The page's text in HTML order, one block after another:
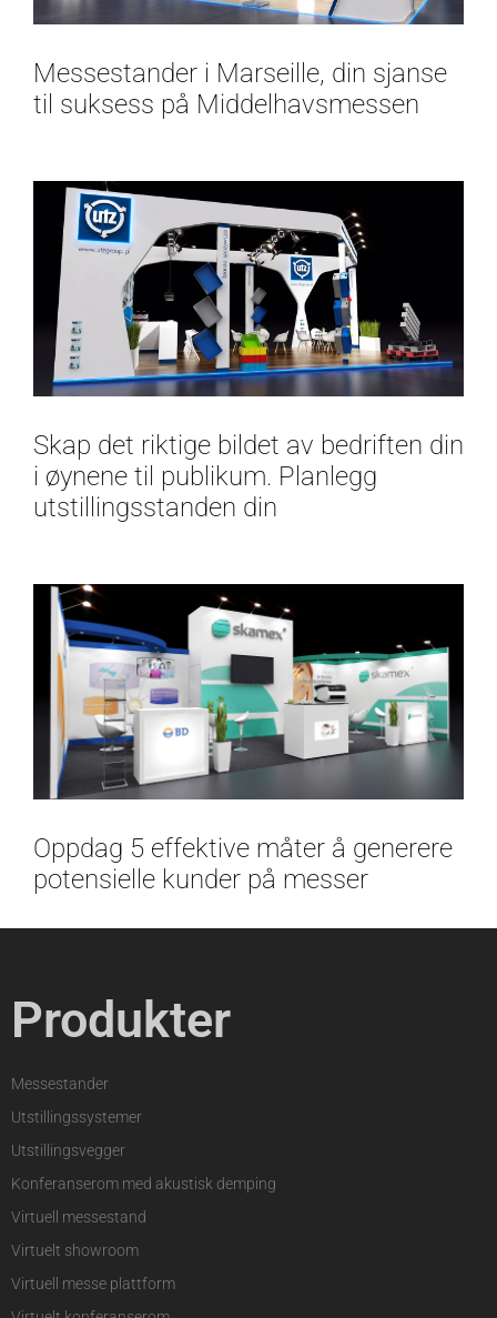
Messestander i Marseille, din sjanse
til suksess på Middelhavsmessen
Skap det riktige bildet av bedriften din
i øynene til publikum. Planlegg
utstillingsstanden din
Oppdag 5 effektive måter å generere
potensielle kunder på messer
Produkter
Messestander
Utstillingssystemer
Utstillingsvegger
Konferanserom med akustisk demping
Virtuell messestand
Virtuelt showroom
Virtuell messe plattform